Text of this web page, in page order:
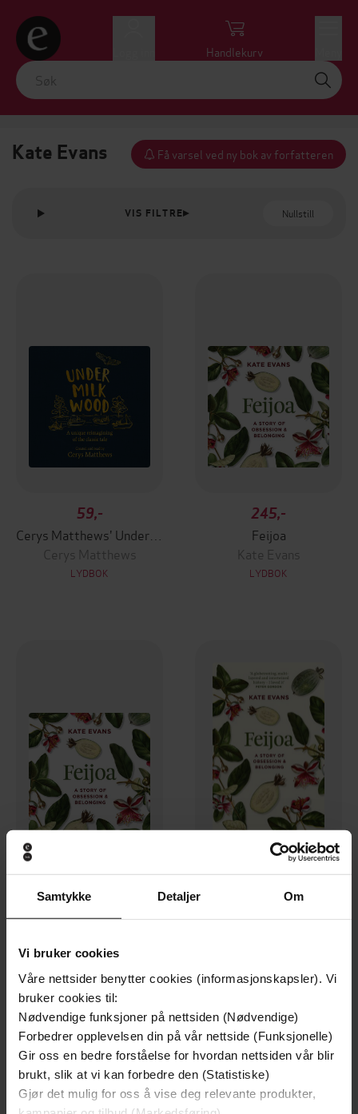
Samtykke Detaljer Om
Vi bruker cookies
Våre nettsider benytter cookies (informasjonskapsler). Vi
bruker cookies til:
Nødvendige funksjoner på nettsiden (Nødvendige)
Forbedrer opplevelsen din på vår nettside (Funksjonelle)
Gir oss en bedre forståelse for hvordan nettsiden vår blir
brukt, slik at vi kan forbedre den (Statistiske)
Gjør det mulig for oss å vise deg relevante produkter,
Handlekurv
Kate Evans Få varsel ved ny bok av forfatteren
VIS FILTRE Nullstill
59,-
Cerys Matthews
LYDBOK
245,-
Feijoa
Kate Evans
LYDBOK
245,-
Feijoa
Kate Evans
115,-
Feijoa
Kate Evans